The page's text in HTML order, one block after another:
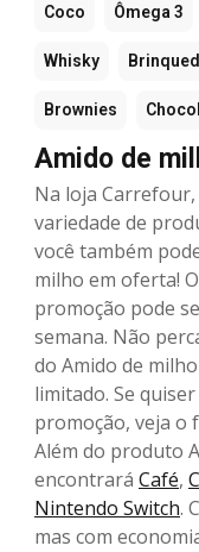
Coco Ômega 3
Whisky
Brownies
Amido de
Na loja
variedade de
você também
milho em oferta!
promoção pode
semana. Não
do Amido de
limitado. Se
promoção, veja o
Além do produto
encontrará Café,
Nintendo Switch.
mas com